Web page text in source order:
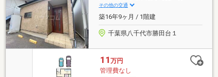
その他の交通
築16年9ヶ月 / 1階建
千葉県八千代市勝田台１
11 万円
管理費なし